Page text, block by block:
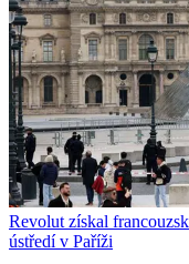
Revolut získal
ústředí v Paříži